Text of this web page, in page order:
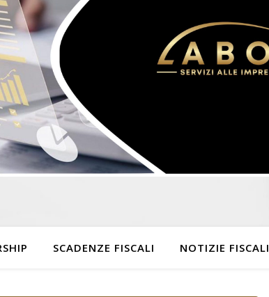
SCADENZE FISCALI NOTIZIE FISCALI